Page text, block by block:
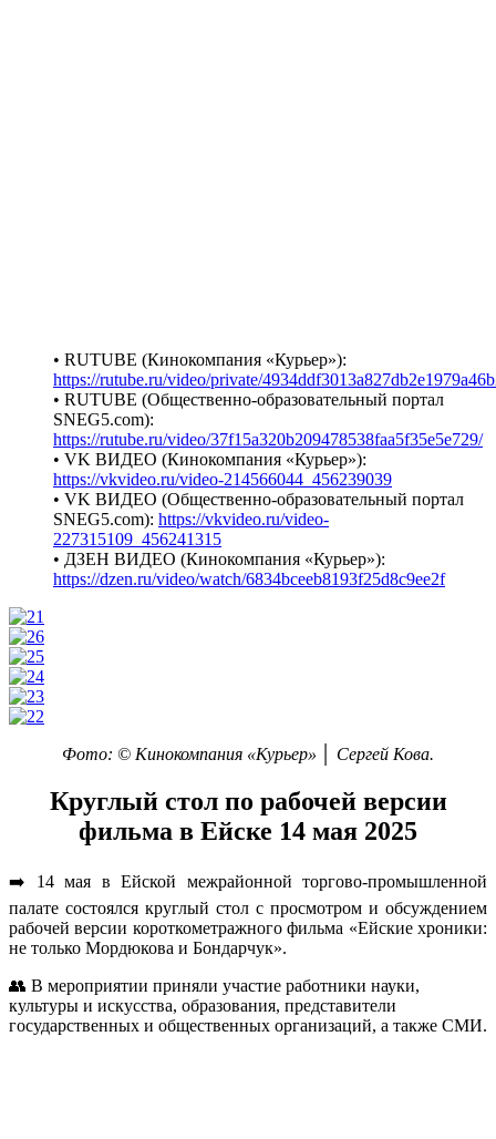
• RUTUBE (Кинокомпания «Курьер»):
https://rutube.ru/video/private/
• RUTUBE (Общественно-образовательный портал
SNEG5.com):
https://rutube.ru/video/37f15a320b209478538faa5f35e5e729/
• VK ВИДЕО (Кинокомпания «Курьер»):
https://vkvideo.ru/video-214566044_456239039
• VK ВИДЕО (Общественно-образовательный портал
SNEG5.com): https://vkvideo.ru/video-
227315109_456241315
• ДЗЕН ВИДЕО (Кинокомпания «Курьер»):
https://dzen.ru/video/watch/6834bceeb8193f25d8c9ee2f
Фото: © Кинокомпания «Курьер» │ Сергей Кова.
Круглый стол по рабочей версии
фильма в Ейске 14 мая 2025
➡️ 14 мая в Ейской межрайонной торгово-промышленной
палате состоялся круглый стол с просмотром и обсуждением
рабочей версии короткометражного фильма «Ейские хроники:
не только Мордюкова и Бондарчук».
👥 В мероприятии приняли участие работники науки,
культуры и искусства, образования, представители
государственных и общественных организаций, а также СМИ.